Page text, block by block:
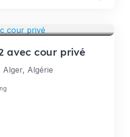
avec cour privé
Alger, Algérie